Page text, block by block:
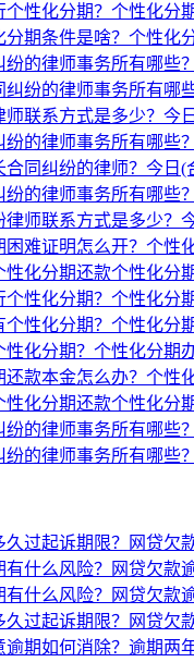
性化分期？个性化分
分期条件是啥？个性化
纷的律师事务所有哪些
纠纷的律师事务所有哪
师联系方式是多少？今
纷的律师事务所有哪些
合同纠纷的律师？今日(
纷的律师事务所有哪些
律师联系方式是多少？
困难证明怎么开？个性
性化分期还款个性化分
性化分期？个性化分
个性化分期？个性化分
性化分期？个性化分期
还款本金怎么办？个性
化分期还款个性化分
纷的律师事务所有哪些
纷的律师事务所有哪些
久过起诉期限？网贷欠
有什么风险？网贷欠款
有什么风险？网贷欠款
久过起诉期限？网贷欠
期如何消除？逾期两